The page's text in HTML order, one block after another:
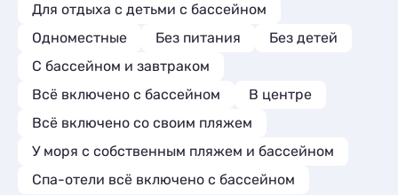
Для отдыха с детьми с бассейном
Одноместные
Без питания
Без детей
С бассейном и завтраком
Всё включено с бассейном
В центре
Всё включено со своим пляжем
У моря с собственным пляжем и бассейном
Спа-отели всё включено с бассейном